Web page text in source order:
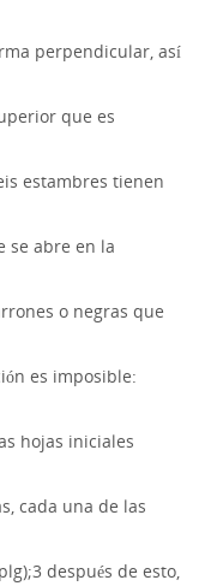
perpendicular, así
que es
estambres tienen
se abre en la
o negras que
es imposible:
hojas iniciales
cada una de las
después de esto,